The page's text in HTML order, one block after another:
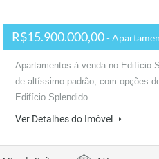
R$15.900.000,00-
Apartamentos à venda no Edifício
de altíssimo padrão, com opções
Edifício Splendido…
Ver Detalhes do Imóvel